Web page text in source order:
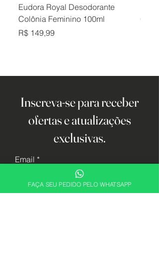
Eudora Royal Desodorante
Colônia Feminino 100ml
Preço
R$ 149,99
Inscreva-se para receber
ofertas e atualizações
exclusivas.
Email
Cadastrar
FAÇA SEU PEDIDO PELO WHATSAPP